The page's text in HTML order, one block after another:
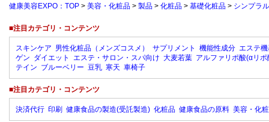
健康美容EXPO：TOP > 美容・化粧品 > 製品 > 化粧品 > 基礎化粧品 > シンプラ
■注目カテゴリ・コンテンツ
スキンケア 男性化粧品（メンズコスメ） サプリメント 機能性成分 エステ
ゲン ダイエット エステ・サロン・スパ向け 大麦若葉 アルファリポ酸(αリポ
テイン ブルーベリー 豆乳 寒天 車椅子
■注目カテゴリ・コンテンツ
決済代行 印刷 健康食品の製造(受託製造) 化粧品 健康食品の原料 美容・化